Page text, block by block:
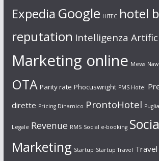
Expedia Google HITEC hotel
reputation Intelligenza
Marketing online Mews
OTA Parity rate Phocuswright PMS Hotel
dirette Pricing Dinamico ProntoHotel Puglia
Legale Revenue RMS Social e-booking
Marketing Startup Startup Travel